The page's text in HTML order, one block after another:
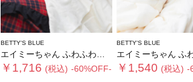
BETTY'S BLUE
エイミーちゃん ふわふわショルダーバッグ
￥1,716 (税込) -60%OFF-
BETTY'S BLUE
エイミーちゃん ふわふわイ
￥1,540 (税込) -